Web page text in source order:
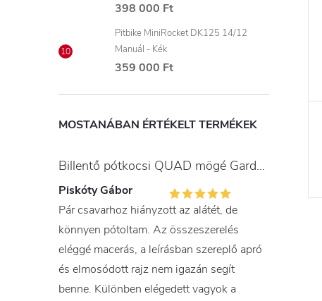
398 000 Ft
Pitbike MiniRocket DK125 14/12
Manuál - Kék
359 000 Ft
MOSTANÁBAN ÉRTÉKELT TERMÉKEK
Billentő pótkocsi QUAD mögé Gardner
Piskóty Gábor
Pár csavarhoz hiányzott az alátét, de
könnyen pótoltam. Az összeszerelés
eléggé macerás, a leírásban szereplő apró
és elmosódott rajz nem igazán segít
benne. Különben elégedett vagyok a